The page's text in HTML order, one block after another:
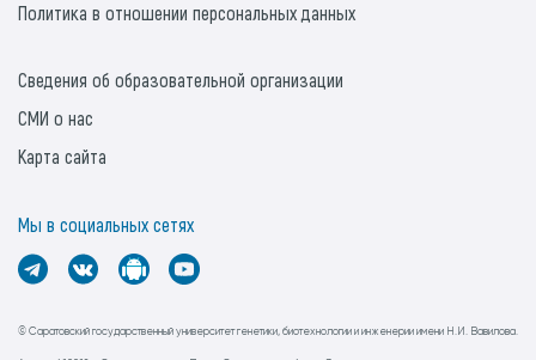
© Саратовский государственный университет генетики, биотехнологии и инженерии имени Н.И. Вавилова.
Политика в отношении персональных данных
Сведения об образовательной организации
СМИ о нас
Карта сайта
Мы в социальных сетях